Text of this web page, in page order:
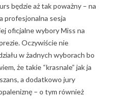
będzie aż tak poważny – na
profesjonalna sesja
oficjalne wybory Miss na
Oczywiście nie
w żadnych wyborach bo
że takie “krasnale” jak ja
a dodatkowo jury
– o tym również